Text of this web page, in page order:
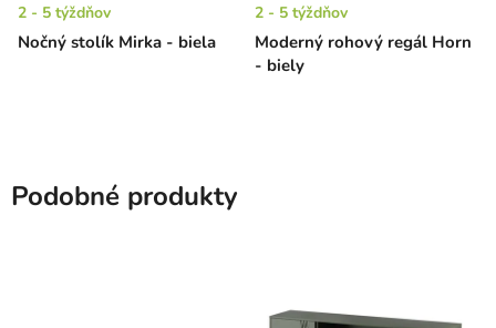
Nočný stolík Mirka - biela
2 - 5 týždňov
Moderný rohový regál Horn
- biely
2 - 5 týždňov
Podobné produkty